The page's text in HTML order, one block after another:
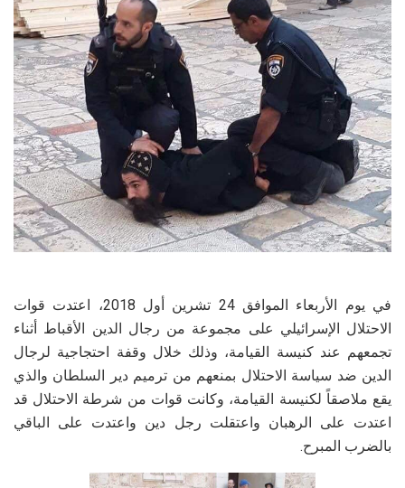
في يوم الأربعاء الموافق 24 تشرين أول 2018، اعتدت قوات
الاحتلال الإسرائيلي على مجموعة من رجال الدين الأقباط أثناء
تجمعهم عند كنيسة القيامة، وذلك خلال وقفة احتجاجية لرجال
الدين ضد سياسة الاحتلال بمنعهم من ترميم دير السلطان والذي
يقع ملاصقاً لكنيسة القيامة، وكانت قوات من شرطة الاحتلال قد
اعتدت على الرهبان واعتقلت رجل دين واعتدت على الباقي
بالضرب المبرح.